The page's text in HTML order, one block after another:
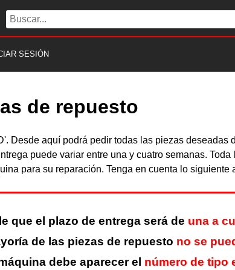
SESIÓN
de repuesto
aquí podrá pedir todas las piezas deseadas
puede variar entre una y cuatro semanas.
para su reparación. Tenga en cuenta lo siguiente
que el plazo de entrega será de una a
de las piezas de repuesto no se
debe aparecer el número de tipo